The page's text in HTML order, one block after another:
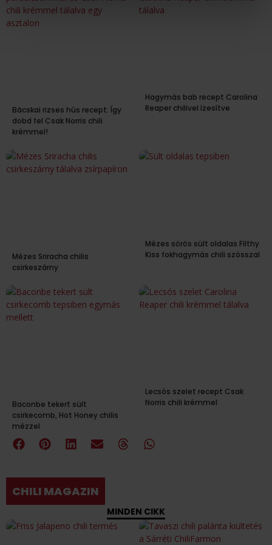
Bácskai rizses hús recept: Így
dobd fel Csak Norris chili
krémmel!
Hagymás bab recept Carolina
Reaper chilivel ízesítve
Mézes Sriracha chilis
csirkeszárny
Mézes sörös sült oldalas Filthy
Kiss fokhagymás chili szósszal
Baconbe tekert sült
csirkecomb, Hot Honey chilis
mézzel
Lecsós szelet recept Csak
Norris chili krémmel
CHILI MAGAZIN
MINDEN CIKK